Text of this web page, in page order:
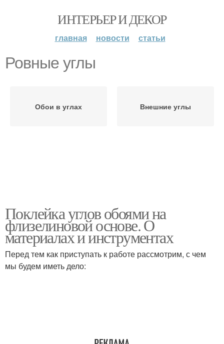
ИНТЕРЬЕР И ДЕКОР
главная новости статьи
Ровные углы
Обои в углах Внешние углы
Поклейка углов обоями на
флизелиновой основе. О
материалах и инструментах
Перед тем как приступать к работе рассмотрим, с чем
мы будем иметь дело: